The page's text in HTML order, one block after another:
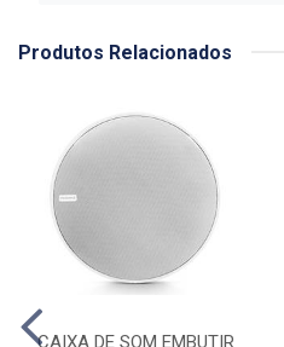
Produtos Relacionados
CAIXA DE SOM EMBUTIR